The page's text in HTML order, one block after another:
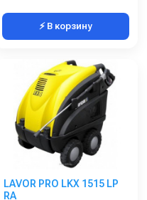
⚡ В корзину
LAVOR PRO LKX 1515 LP
RA